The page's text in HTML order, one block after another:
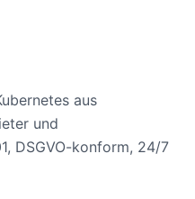
aus
und
DSGVO-konform, 24/7